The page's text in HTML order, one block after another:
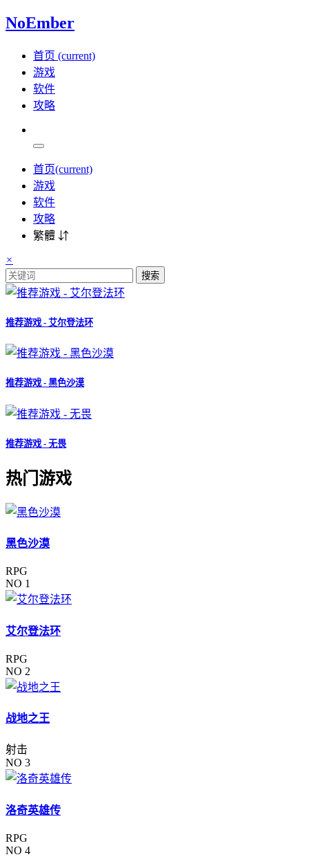
NoEmber
首页 (current)
游戏
软件
攻略
首页(current)
游戏
软件
攻略
繁體 ⇵
×
搜索
推荐游戏 - 艾尔登法环
推荐游戏 - 黑色沙漠
推荐游戏 - 无畏
热门游戏
黑色沙漠
RPG
NO 1
艾尔登法环
RPG
NO 2
战地之王
射击
NO 3
洛奇英雄传
RPG
NO 4